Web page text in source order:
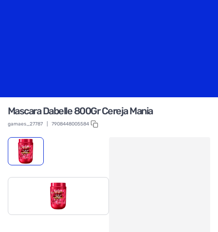
Mascara Dabelle 800Gr Cereja Mania
gamaes_27787 7908448005584